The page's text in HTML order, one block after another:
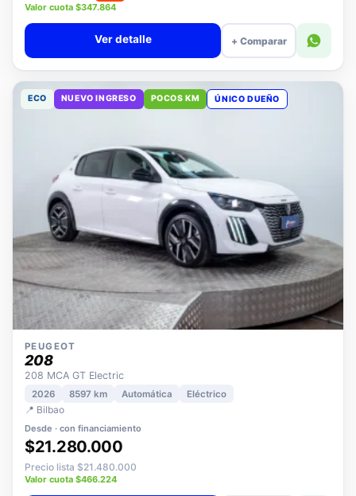
$15.980.000
−6%
Valor cuota $347.864
+ Comparar
NUEVO INGRESO POCOS KM
PEUGEOT
208
208 MCA GT Electric
2026
📍 Bilbao
Desde · con financiamiento
$21.280.000
Precio lista $21.480.000
Valor cuota $466.224